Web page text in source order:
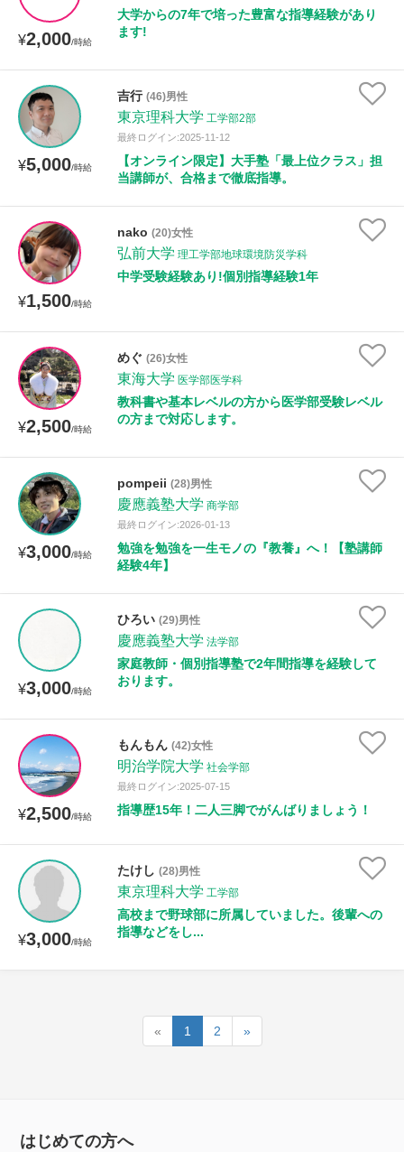
¥2,000/時給
大学からの7年で培った豊富な指導経験があり
ます!
¥5,000/時給
吉行 (46)男性
東京理科大学 工学部2部
最終ログイン:2025-11-12
【オンライン限定】大手塾「最上位クラス」担
当講師が、合格まで徹底指導。
¥1,500/時給
nako (20)女性
弘前大学 理工学部地球環境防災学科
中学受験経験あり!個別指導経験1年
¥2,500/時給
めぐ (26)女性
東海大学 医学部医学科
教科書や基本レベルの方から医学部受験レベル
の方まで対応します。
¥3,000/時給
pompeii (28)男性
慶應義塾大学 商学部
最終ログイン:2026-01-13
勉強を勉強を一生モノの『教養』へ！【塾講師
経験4年】
¥3,000/時給
ひろい (29)男性
慶應義塾大学 法学部
家庭教師・個別指導塾で2年間指導を経験して
おります。
¥2,500/時給
もんもん (42)女性
明治学院大学 社会学部
最終ログイン:2025-07-15
指導歴15年！二人三脚でがんばりましょう！
¥3,000/時給
たけし (28)男性
東京理科大学 工学部
高校まで野球部に所属していました。後輩への
指導などをし...
« 1 2 »
はじめての方へ